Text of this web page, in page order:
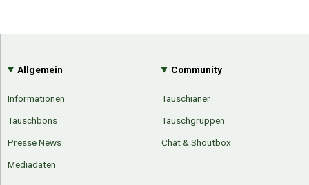
Allgemein
Informationen
Tauschbons
Presse News
Mediadaten
Community
Tauschianer
Tauschgruppen
Chat & Shoutbox